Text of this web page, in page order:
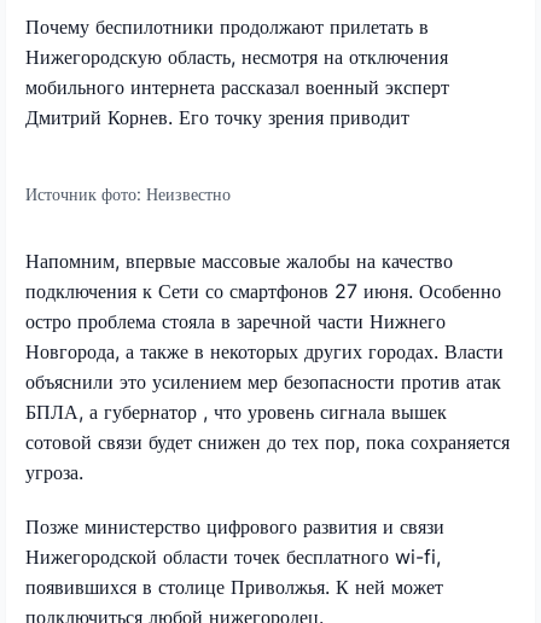
Почему беспилотники продолжают прилетать в
Нижегородскую область, несмотря на отключения
мобильного интернета рассказал военный эксперт
Дмитрий Корнев. Его точку зрения приводит
Источник фото: Неизвестно
Напомним, впервые массовые жалобы на качество
подключения к Сети со смартфонов 27 июня. Особенно
остро проблема стояла в заречной части Нижнего
Новгорода, а также в некоторых других городах. Власти
объяснили это усилением мер безопасности против атак
БПЛА, а губернатор , что уровень сигнала вышек
сотовой связи будет снижен до тех пор, пока сохраняется
угроза.
Позже министерство цифрового развития и связи
Нижегородской области точек бесплатного wi-fi,
появившихся в столице Приволжья. К ней может
подключиться любой нижегородец.